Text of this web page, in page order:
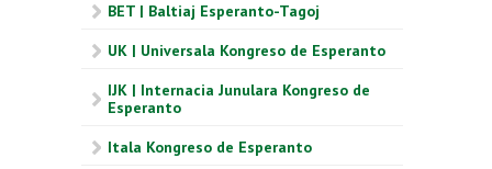
BET | Baltiaj Esperanto-Tagoj
UK | Universala Kongreso de Esperanto
IJK | Internacia Junulara Kongreso de
Esperanto
Itala Kongreso de Esperanto